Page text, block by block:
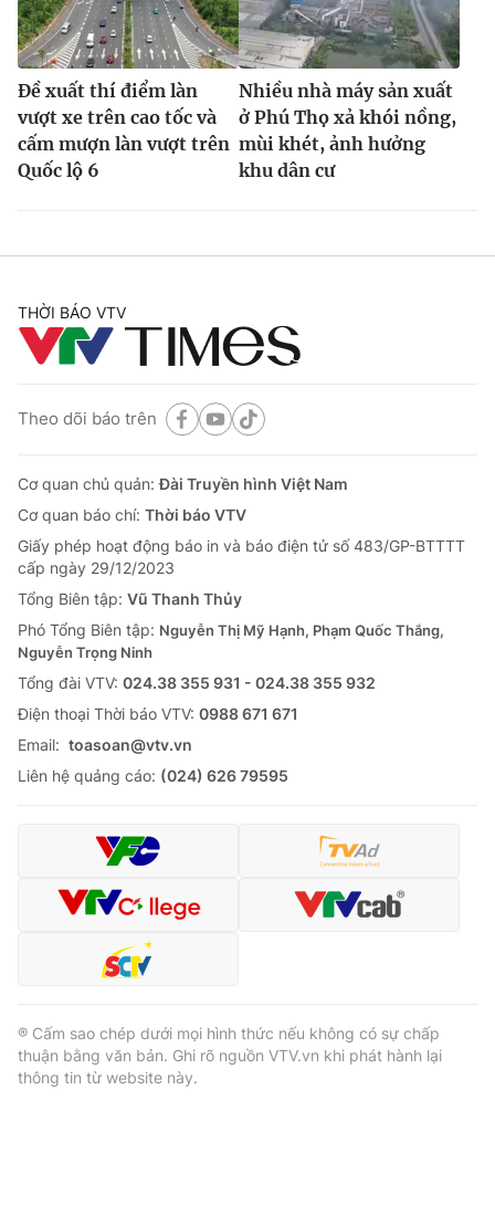
Đề xuất thí điểm làn
vượt xe trên cao tốc và
cấm mượn làn vượt trên
Quốc lộ 6
Nhiều nhà máy sản xuất
ở Phú Thọ xả khói nồng,
mùi khét, ảnh hưởng
khu dân cư
THỜI BÁO VTV
Theo dõi báo trên
Cơ quan chủ quản:Đài Truyền hình Việt Nam
Cơ quan báo chí: Thời báo VTV
Giấy phép hoạt động báo in và báo điện tử số 483/GP-BTTTT
cấp ngày 29/12/2023
Tổng Biên tập: Vũ Thanh Thủy
Phó Tổng Biên tập: Nguyễn Thị Mỹ Hạnh, Phạm Quốc Thắng,
Nguyễn Trọng Ninh
Tổng đài VTV: 024.38 355 931 - 024.38 355 932
Ðiện thoại Thời báo VTV: 0988 671 671
Email: toasoan@vtv.vn
Liên hệ quảng cáo: (024) 626 79595
® Cấm sao chép dưới mọi hình thức nếu không có sự chấp
thuận bằng văn bản. Ghi rõ nguồn VTV.vn khi phát hành lại
thông tin từ website này.